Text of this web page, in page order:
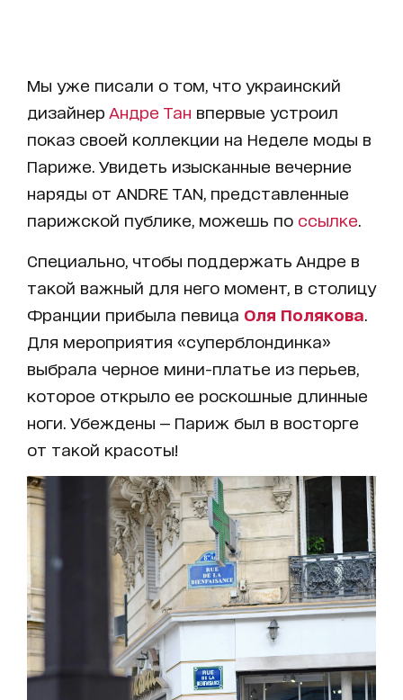
Мы уже писали о том, что украинский
дизайнер Андре Тан впервые устроил
показ своей коллекции на Неделе моды в
Париже. Увидеть изысканные вечерние
наряды от ANDRE TAN, представленные
парижской публике, можешь по ссылке
Специально, чтобы поддержать Андре в
такой важный для него момент, в столицу
Франции прибыла певица Оля Полякова
Для мероприятия «суперблондинка»
выбрала черное мини-платье из перьев,
которое открыло ее роскошные длинные
ноги. Убеждены — Париж был в восторге
от такой красоты!